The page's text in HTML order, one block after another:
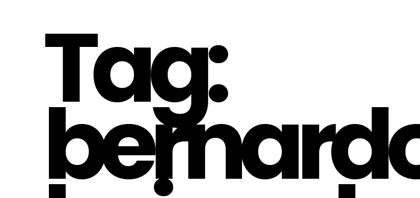
Tag: